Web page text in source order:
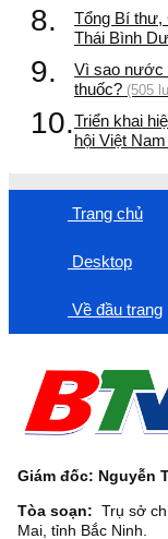
8.
Tổng Bí thư,
Thái Bình
9.
Vì sao nước
thuốc? (505
10.Triển khai
hội Việt
Trang chủ
Desktop
Về đầu trang
Giám đốc: Nguyễn
Tòa soạn: Trụ sở
Mai, tỉnh Bắc Ninh.